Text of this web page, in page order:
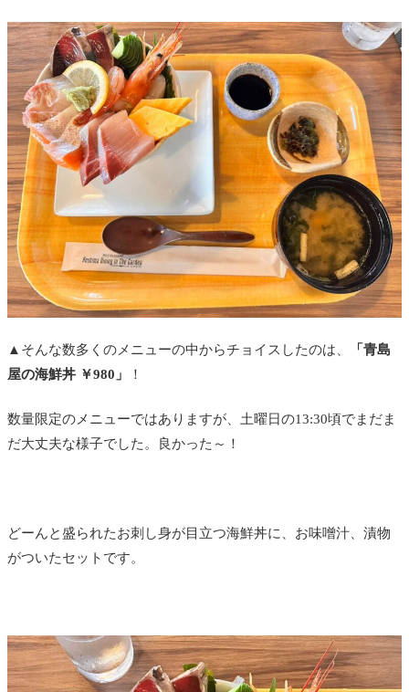
▲そんな数多くのメニューの中からチョイスしたのは、
「青島
屋の海鮮丼 ￥980」
！
数量限定のメニューではありますが、土曜日の13:30頃でまだま
だ大丈夫な様子でした。良かった～！
どーんと盛られたお刺し身が目立つ海鮮丼に、お味噌汁、漬物
がついたセットです。